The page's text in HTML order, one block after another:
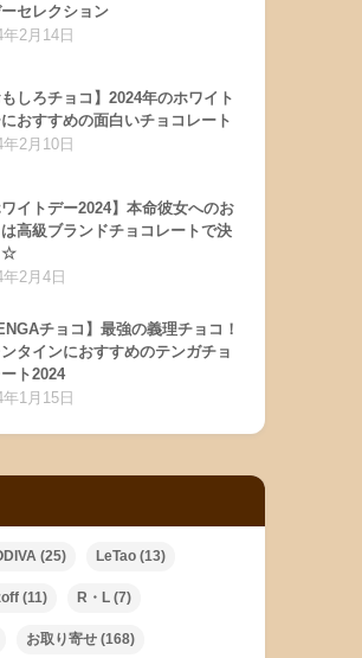
ーセレクション
2月14日
もしろチョコ】2024年のホワイト
おすすめの面白いチョコレート
2月10日
ワイトデー2024】本命彼女へのお
高級ブランドチョコレートで決
☆
2月4日
チョコ】最強の義理チョコ！
タインにおすすめのテンガチョ
ト2024
1月15日
(25) LeTao (13)
(11) R・L (7)
お取り寄せ (168)